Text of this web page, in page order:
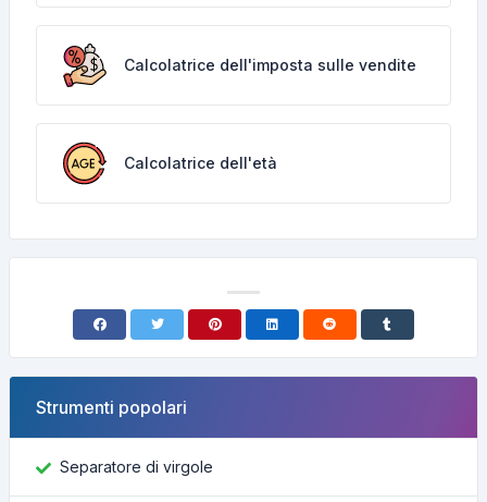
Calcolatrice dell'imposta sulle vendite
Calcolatrice dell'età
Strumenti popolari
Separatore di virgole